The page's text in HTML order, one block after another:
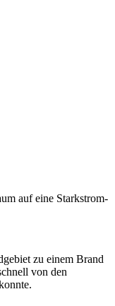
auf eine Starkstrom-
zu einem Brand
von den